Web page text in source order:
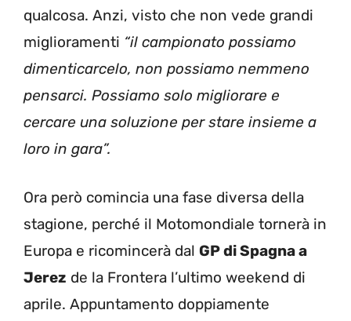
qualcosa. Anzi, visto che non vede grandi
miglioramenti “il campionato possiamo
dimenticarcelo, non possiamo nemmeno
pensarci. Possiamo solo migliorare e
cercare una soluzione per stare insieme a
loro in gara”.
Ora però comincia una fase diversa della
stagione, perché il Motomondiale tornerà in
Europa e ricomincerà dal GP di Spagna a
Jerez de la Frontera l’ultimo weekend di
aprile. Appuntamento doppiamente